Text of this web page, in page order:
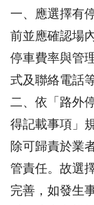
一、應選擇有
前並應確認場
停車費率與管
式及聯絡電話
二、依「路外
得記載事項」
除可歸責於業
管責任。故選
完善，如發生